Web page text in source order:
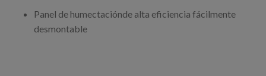
Panel de humectaciónde alta eficiencia fácilmente
desmontable